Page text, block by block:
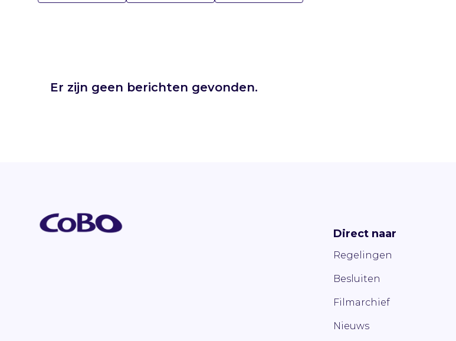
Er zijn geen berichten gevonden.
Direct naar
Regelingen
Besluiten
Filmarchief
Nieuws